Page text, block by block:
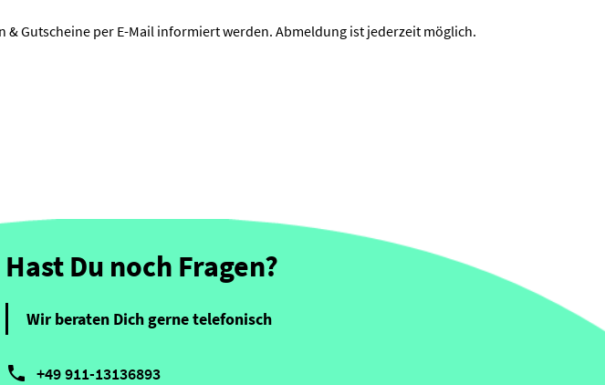
Gutscheine per E-Mail informiert werden. Abmeldung ist jederzeit möglich.
Hast Du noch Fragen?
Wir beraten Dich gerne telefonisch
 +49 911-13136893